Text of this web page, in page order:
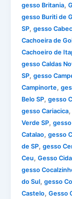
gesso Britania,
gesso Buriti de
SP,gesso
Cachoeira de
Cachoeiro de
gesso Caldas
SP,gesso
Campinorte,
Belo SP,gesso
gesso Cariacica
Verde SP,
Catalao,gesso
de SP,gesso
Ceu,Gesso
gesso
do Sul,gesso
Castelo,Gesso